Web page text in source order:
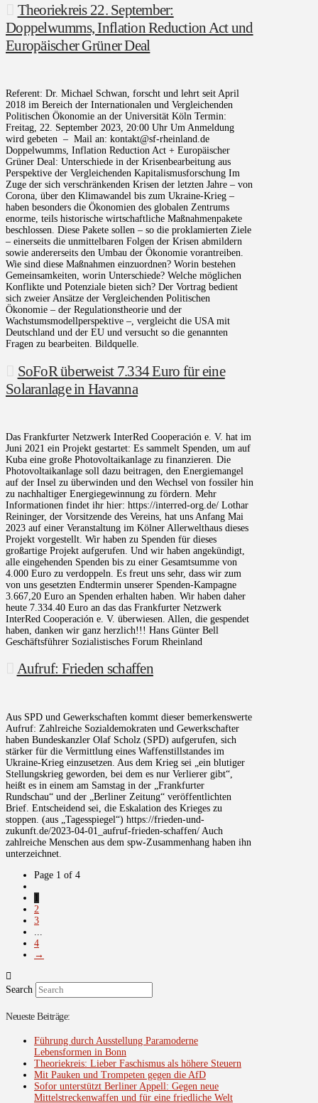
Theoriekreis 22. September:
Doppelwumms, Inflation Reduction Act und
Europäischer Grüner Deal
Referent: Dr. Michael Schwan, forscht und lehrt seit April
2018 im Bereich der Internationalen und Vergleichenden
Politischen Ökonomie an der Universität Köln Termin:
Freitag, 22. September 2023, 20:00 Uhr Um Anmeldung
wird gebeten – Mail an: kontakt@sf-rheinland.de
Doppelwumms, Inflation Reduction Act + Europäischer
Grüner Deal: Unterschiede in der Krisenbearbeitung aus
Perspektive der Vergleichenden Kapitalismusforschung Im
Zuge der sich verschränkenden Krisen der letzten Jahre – von
Corona, über den Klimawandel bis zum Ukraine-Krieg –
haben besonders die Ökonomien des globalen Zentrums
enorme, teils historische wirtschaftliche Maßnahmenpakete
beschlossen. Diese Pakete sollen – so die proklamierten Ziele
– einerseits die unmittelbaren Folgen der Krisen abmildern
sowie andererseits den Umbau der Ökonomie vorantreiben.
Wie sind diese Maßnahmen einzuordnen? Worin bestehen
Gemeinsamkeiten, worin Unterschiede? Welche möglichen
Konflikte und Potenziale bieten sich? Der Vortrag bedient
sich zweier Ansätze der Vergleichenden Politischen
Ökonomie – der Regulationstheorie und der
Wachstumsmodellperspektive –, vergleicht die USA mit
Deutschland und der EU und versucht so die genannten
Fragen zu bearbeiten. Bildquelle.
SoFoR überweist 7.334 Euro für eine
Solaranlage in Havanna
Das Frankfurter Netzwerk InterRed Cooperación e. V. hat im
Juni 2021 ein Projekt gestartet: Es sammelt Spenden, um auf
Kuba eine große Photovoltaikanlage zu finanzieren. Die
Photovoltaikanlage soll dazu beitragen, den Energiemangel
auf der Insel zu überwinden und den Wechsel von fossiler hin
zu nachhaltiger Energiegewinnung zu fördern. Mehr
Informationen findet ihr hier: https://interred-org.de/ Lothar
Reininger, der Vorsitzende des Vereins, hat uns Anfang Mai
2023 auf einer Veranstaltung im Kölner Allerwelthaus dieses
Projekt vorgestellt. Wir haben zu Spenden für dieses
großartige Projekt aufgerufen. Und wir haben angekündigt,
alle eingehenden Spenden bis zu einer Gesamtsumme von
4.000 Euro zu verdoppeln. Es freut uns sehr, dass wir zum
von uns gesetzten Endtermin unserer Spenden-Kampagne
3.667,20 Euro an Spenden erhalten haben. Wir haben daher
heute 7.334.40 Euro an das das Frankfurter Netzwerk
InterRed Cooperación e. V. überwiesen. Allen, die gespendet
haben, danken wir ganz herzlich!!! Hans Günter Bell
Geschäftsführer Sozialistisches Forum Rheinland
Aufruf: Frieden schaffen
Aus SPD und Gewerkschaften kommt dieser bemerkenswerte
Aufruf: Zahlreiche Sozialdemokraten und Gewerkschafter
haben Bundeskanzler Olaf Scholz (SPD) aufgerufen, sich
stärker für die Vermittlung eines Waffenstillstandes im
Ukraine-Krieg einzusetzen. Aus dem Krieg sei „ein blutiger
Stellungskrieg geworden, bei dem es nur Verlierer gibt“,
heißt es in einem am Samstag in der „Frankfurter
Rundschau“ und der „Berliner Zeitung“ veröffentlichten
Brief. Entscheidend sei, die Eskalation des Krieges zu
stoppen. (aus „Tagesspiegel“) https://frieden-und-
zukunft.de/2023-04-01_aufruf-frieden-schaffen/ Auch
zahlreiche Menschen aus dem spw-Zusammenhang haben ihn
unterzeichnet.
Page 1 of 4
2
3
4
→
Search
Neueste Beiträge:
Führung durch Ausstellung Paramoderne
Lebensformen in Bonn
Theoriekreis: Lieber Faschismus als höhere Steuern
Mit Pauken und Trompeten gegen die AfD
Sofor unterstützt Berliner Appell: Gegen neue
Mittelstreckenwaffen und für eine friedliche Welt